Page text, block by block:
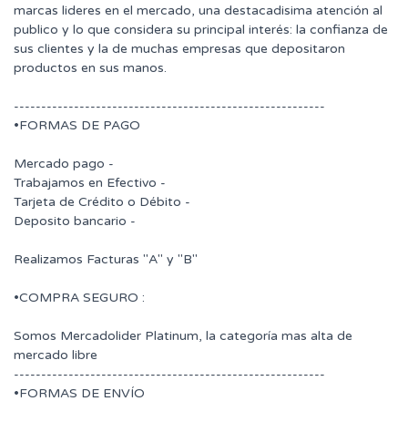
marcas lideres en el mercado, una destacadisima atención al
publico y lo que considera su principal interés: la confianza de
sus clientes y la de muchas empresas que depositaron
productos en sus manos.
---------------------------------------------------------
•FORMAS DE PAGO
Mercado pago -
Trabajamos en Efectivo -
Tarjeta de Crédito o Débito -
Deposito bancario -
Realizamos Facturas "A" y "B"
•COMPRA SEGURO :
Somos Mercadolider Platinum, la categoría mas alta de
mercado libre
---------------------------------------------------------
•FORMAS DE ENVÍO